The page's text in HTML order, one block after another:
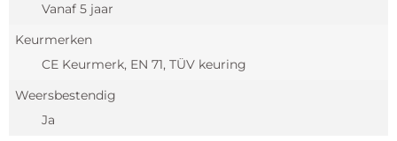
Vanaf 5 jaar
Keurmerken
CE Keurmerk, EN 71, TÜV keuring
Weersbestendig
Ja